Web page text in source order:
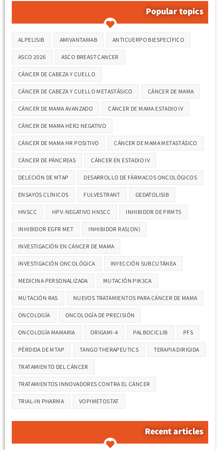
Popular topics
ALPELISIB AMIVANTAMAB ANTICUERPO BIESPECÍFICO
ASCO 2026 ASCO BREAST CANCER
CÁNCER DE CABEZA Y CUELLO
CÁNCER DE CABEZA Y CUELLO METASTÁSICO CÁNCER DE MAMA
CÁNCER DE MAMA AVANZADO CÁNCER DE MAMA ESTADIO IV
CÁNCER DE MAMA HER2 NEGATIVO
CÁNCER DE MAMA HR POSITIVO CÁNCER DE MAMA METASTÁSICO
CÁNCER DE PÁNCREAS CÁNCER EN ESTADIO IV
DELECIÓN DE MTAP DESARROLLO DE FÁRMACOS ONCOLÓGICOS
ENSAYOS CLÍNICOS FULVESTRANT GEDATOLISIB
HNSCC HPV-NEGATIVO HNSCC INHIBIDOR DE PRMT5
INHIBIDOR EGFR MET INHIBIDOR RAS(ON)
INVESTIGACIÓN EN CÁNCER DE MAMA
INVESTIGACIÓN ONCOLÓGICA INYECCIÓN SUBCUTÁNEA
MEDICINA PERSONALIZADA MUTACIÓN PIK3CA
MUTACIÓN RAS NUEVOS TRATAMIENTOS PARA CÁNCER DE MAMA
ONCOLOGÍA ONCOLOGÍA DE PRECISIÓN
ONCOLOGÍA MAMARIA ORIGAMI-4 PALBOCICLIB PFS
PÉRDIDA DE MTAP TANGO THERAPEUTICS TERAPIA DIRIGIDA
TRATAMIENTO DEL CÁNCER
TRATAMIENTOS INNOVADORES CONTRA EL CÁNCER
TRIAL-IN PHARMA VOPIMETOSTAT
Recent articles